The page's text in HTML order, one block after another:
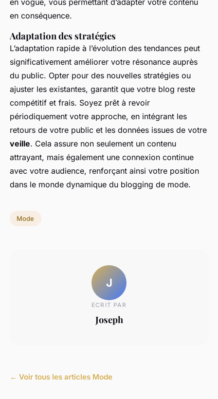
en vogue, vous permettant d’adapter votre contenu
en conséquence.
Adaptation des stratégies
L’adaptation rapide à l’évolution des tendances peut
significativement améliorer votre résonance auprès
du public. Opter pour des nouvelles stratégies ou
ajuster les existantes, garantit que votre blog reste
compétitif et frais. Soyez prêt à revoir
périodiquement votre approche, en intégrant les
retours de votre public et les données issues de votre
veille. Cela assure non seulement un contenu
attrayant, mais également une connexion continue
avec votre audience, renforçant ainsi votre position
dans le monde dynamique du blogging de mode.
Mode
J
ECRIT PAR
Joseph
← Voir tous les articles Mode